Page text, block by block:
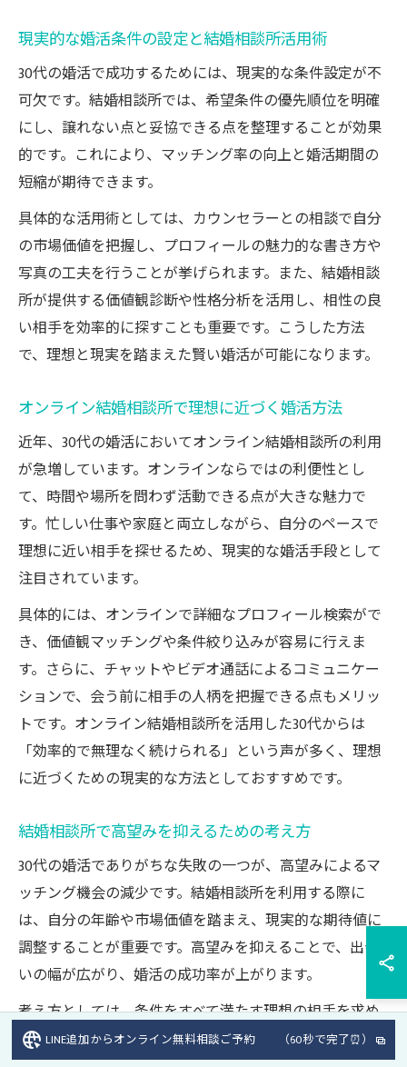
現実的な婚活条件の設定と結婚相談所活用術
30代の婚活で成功するためには、現実的な条件設定が不
可欠です。結婚相談所では、希望条件の優先順位を明確
にし、譲れない点と妥協できる点を整理することが効果
的です。これにより、マッチング率の向上と婚活期間の
短縮が期待できます。
具体的な活用術としては、カウンセラーとの相談で自分
の市場価値を把握し、プロフィールの魅力的な書き方や
写真の工夫を行うことが挙げられます。また、結婚相談
所が提供する価値観診断や性格分析を活用し、相性の良
い相手を効率的に探すことも重要です。こうした方法
で、理想と現実を踏まえた賢い婚活が可能になります。
オンライン結婚相談所で理想に近づく婚活方法
近年、30代の婚活においてオンライン結婚相談所の利用
が急増しています。オンラインならではの利便性とし
て、時間や場所を問わず活動できる点が大きな魅力で
す。忙しい仕事や家庭と両立しながら、自分のペースで
理想に近い相手を探せるため、現実的な婚活手段として
注目されています。
具体的には、オンラインで詳細なプロフィール検索がで
き、価値観マッチングや条件絞り込みが容易に行えま
す。さらに、チャットやビデオ通話によるコミュニケー
ションで、会う前に相手の人柄を把握できる点もメリッ
トです。オンライン結婚相談所を活用した30代からは
「効率的で無理なく続けられる」という声が多く、理想
に近づくための現実的な方法としておすすめです。
結婚相談所で高望みを抑えるための考え方
30代の婚活でありがちな失敗の一つが、高望みによるマ
ッチング機会の減少です。結婚相談所を利用する際に
は、自分の年齢や市場価値を踏まえ、現実的な期待値に
調整することが重要です。高望みを抑えることで、出会
いの幅が広がり、婚活の成功率が上がります。
考え方としては、条件をすべて満たす理想の相手を求め
るのではなく、譲れないポイントに絞り、それ以外は柔
LINE追加からオンライン無料相談ご予約 （60秒で完了⏰）